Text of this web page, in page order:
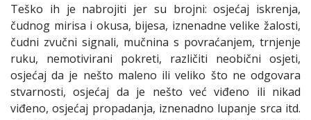
Teško ih je nabrojiti jer su brojni: osjećaj iskrenja,
čudnog mirisa i okusa, bijesa, iznenadne velike žalosti,
čudni zvučni signali, mučnina s povraćanjem, trnjenje
ruku, nemotivirani pokreti, različiti neobični osjeti,
osjećaj da je nešto maleno ili veliko što ne odgovara
stvarnosti, osjećaj da je nešto već viđeno ili nikad
viđeno, osjećaj propadanja, iznenadno lupanje srca itd.